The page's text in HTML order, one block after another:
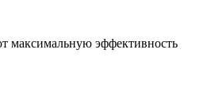
максимальную эффективность